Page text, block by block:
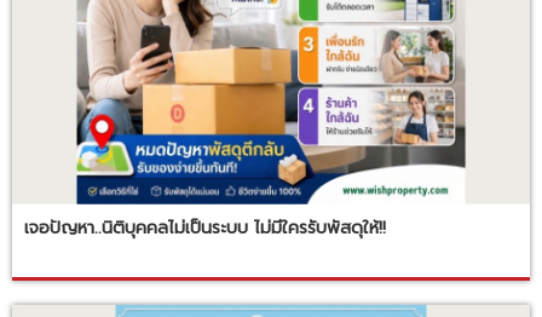
เจอปัญหา..นิติบุคคลไม่เป็นระบบ ไม่มีใครรับพัสดุให้!!